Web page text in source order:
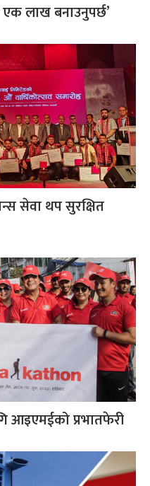
लाख बनाउनुपर्छ’
सेवा थप सुरक्षित
आइएमईको प्रभातफेरी